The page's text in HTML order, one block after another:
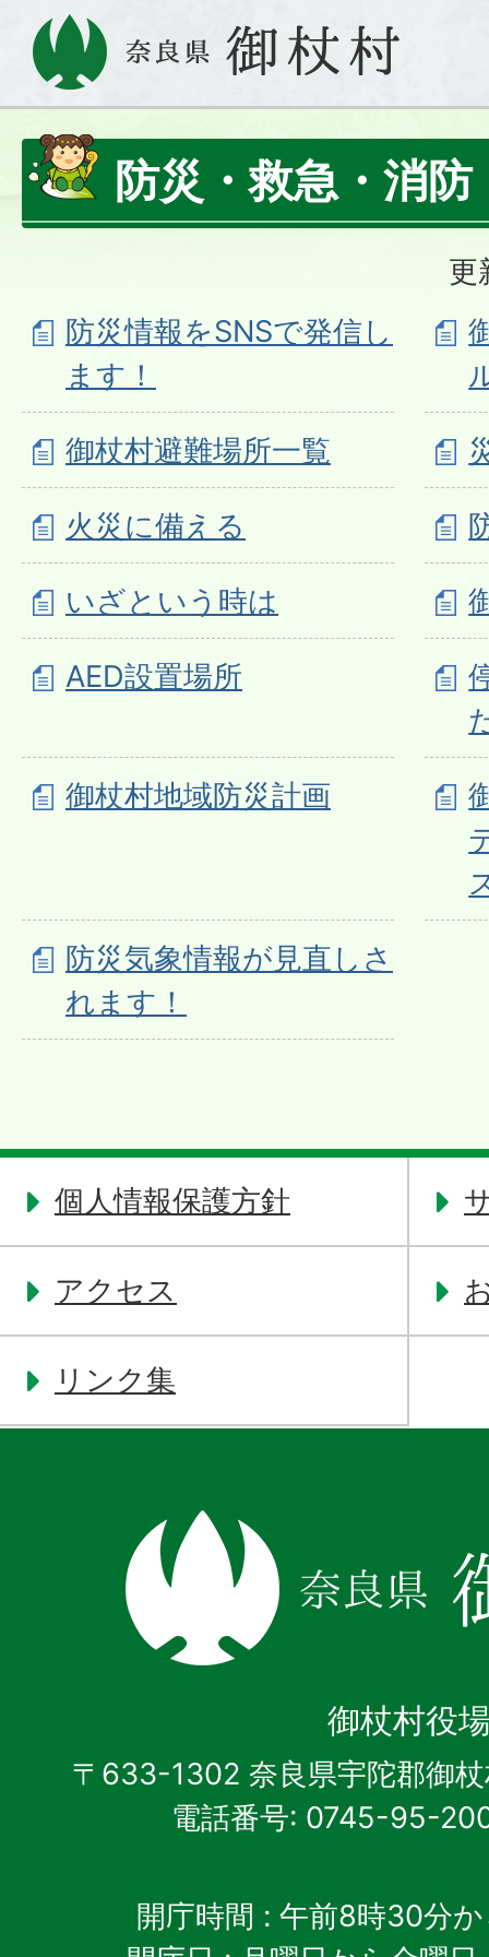
防災・救急・消防
更
防災情報をSNSで発信し
ます！
御杖村避難場所一覧
火災に備える
いざという時は
AED設置場所
御杖村地域防災計画
防災気象情報が見直しさ
れます！
個人情報保護方針
アクセス
リンク集
奈
良
県
御杖村役
〒633-1302 奈良県宇陀郡御
電話番号: 0745-95-
開庁時間 : 午前8時30分